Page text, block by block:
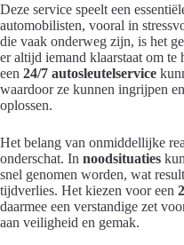
Deze service speelt een
automobilisten, vooral in
die vaak onderweg zijn, is het
er altijd iemand klaarstaat om te
een 24/7 autosleutelservice
waardoor ze kunnen ingrijpen
oplossen.
Het belang van onmiddellijke
onderschat. In noodsituaties
snel genomen worden, wat
tijdverlies. Het kiezen voor een
daarmee een verstandige zet
aan veiligheid en gemak.